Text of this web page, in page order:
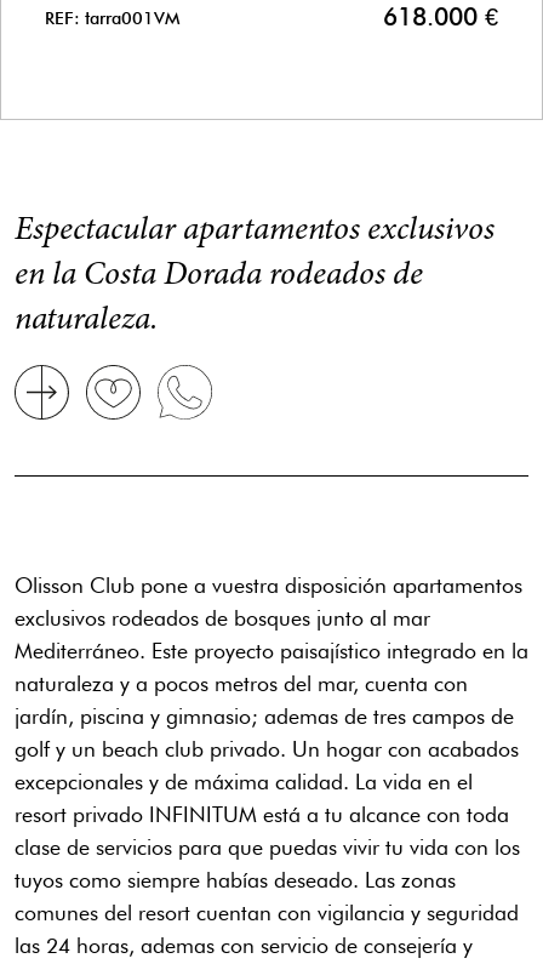
REF: tarra001VM 618.000 €
Espectacular apartamentos exclusivos
en la Costa Dorada rodeados de
naturaleza.
Olisson Club pone a vuestra disposición apartamentos
exclusivos rodeados de bosques junto al mar
Mediterráneo. Este proyecto paisajístico integrado en la
naturaleza y a pocos metros del mar, cuenta con
jardín, piscina y gimnasio; ademas de tres campos de
golf y un beach club privado. Un hogar con acabados
excepcionales y de máxima calidad. La vida en el
resort privado INFINITUM está a tu alcance con toda
clase de servicios para que puedas vivir tu vida con los
tuyos como siempre habías deseado. Las zonas
comunes del resort cuentan con vigilancia y seguridad
las 24 horas, ademas con servicio de consejería y